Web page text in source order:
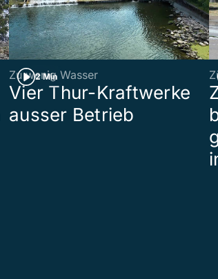
2 Min
Zu wenig Wasser
Vier Thur-Kraftwerke
ausser Betrieb